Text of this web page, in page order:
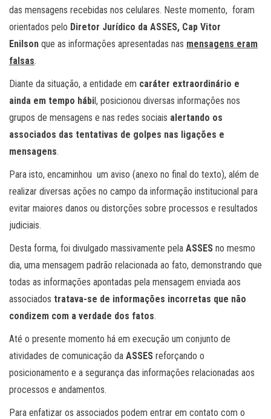
das mensagens recebidas nos celulares. Neste momento, foram
orientados pelo Diretor Jurídico da ASSES, Cap Vitor
Enilson que as informações apresentadas nas mensagens eram
falsas.
Diante da situação, a entidade em caráter extraordinário e
ainda em tempo hábil, posicionou diversas informações nos
grupos de mensagens e nas redes sociais alertando os
associados das tentativas de golpes nas ligações e
mensagens.
Para isto, encaminhou um aviso (anexo no final do texto), além de
realizar diversas ações no campo da informação institucional para
evitar maiores danos ou distorções sobre processos e resultados
judiciais.
Desta forma, foi divulgado massivamente pela ASSES no mesmo
dia, uma mensagem padrão relacionada ao fato, demonstrando que
todas as informações apontadas pela mensagem enviada aos
associados tratava-se de informações incorretas que não
condizem com a verdade dos fatos.
Até o presente momento há em execução um conjunto de
atividades de comunicação da ASSES reforçando o
posicionamento e a segurança das informações relacionadas aos
processos e andamentos.
Para enfatizar os associados podem entrar em contato com o